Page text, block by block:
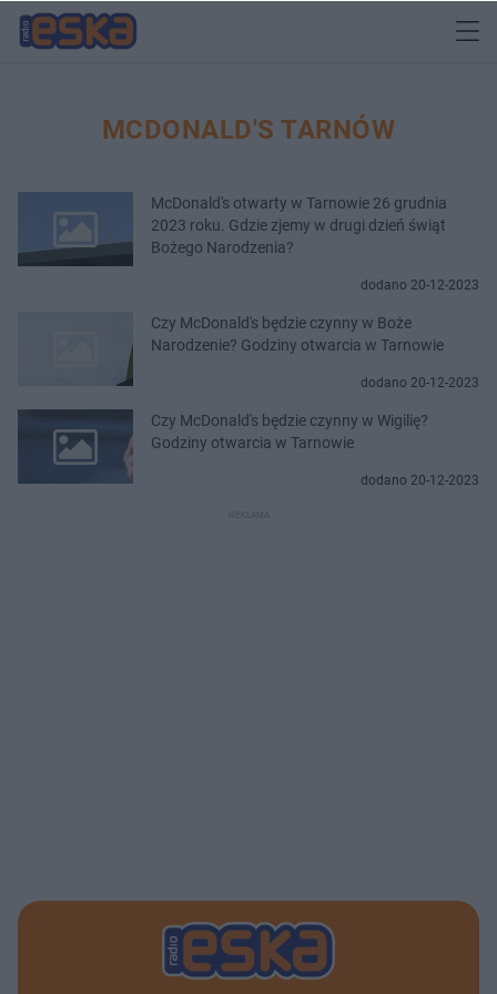
MCDONALD'S TARNÓW
McDonald's otwarty w Tarnowie 26 grudnia
2023 roku. Gdzie zjemy w drugi dzień świąt
Bożego Narodzenia?
dodano 20-12-2023
Czy McDonald's będzie czynny w Boże
Narodzenie? Godziny otwarcia w Tarnowie
dodano 20-12-2023
Czy McDonald's będzie czynny w Wigilię?
Godziny otwarcia w Tarnowie
dodano 20-12-2023